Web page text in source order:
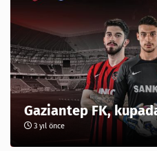
Gaziantep FK,
3 yıl önce